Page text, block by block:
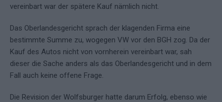
vereinbart war der spätere Kauf nämlich nicht.
Das Oberlandesgericht sprach der klagenden Firma eine
bestimmte Summe zu, wogegen VW vor den BGH zog. Da der
Kauf des Autos nicht von vornherein vereinbart war, sah
dieser die Sache anders als das Oberlandesgericht und in dem
Fall auch keine offene Frage.
Die Revision der Wolfsburger hatte darum Erfolg, ebenso wie